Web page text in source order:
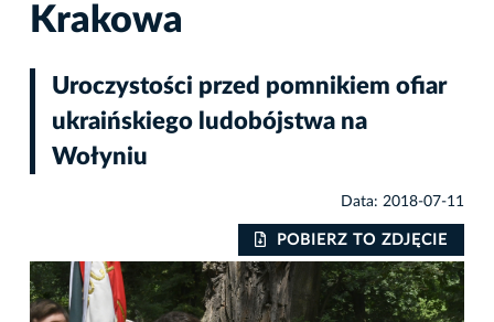
Krakowa
Uroczystości przed pomnikiem ofiar
ukraińskiego ludobójstwa na
Wołyniu
Data: 2018-07-11
POBIERZ TO ZDJĘCIE